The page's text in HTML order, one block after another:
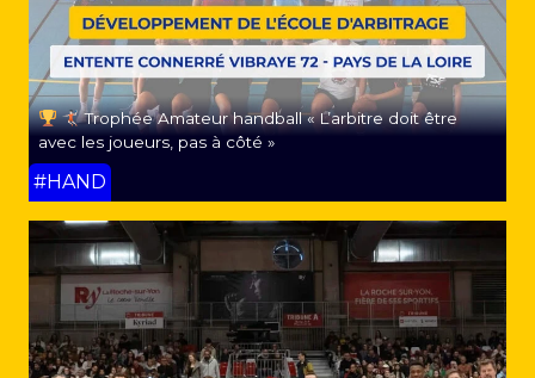
Trophée Amateur handball « L’arbitre doit être
avec les joueurs, pas à côté »
#HAND